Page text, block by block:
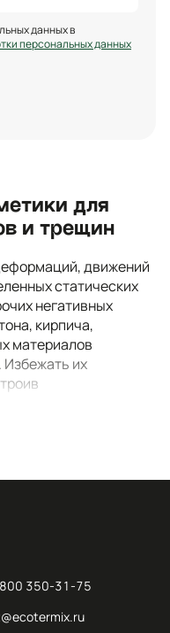
данных в
персональных данных
для
и трещин
движений
статических
негативных
кирпича,
материалов
их
различной
швы заполняют
герметиком.
нагрузок или
герметизируют,
восстановить
350-31-75